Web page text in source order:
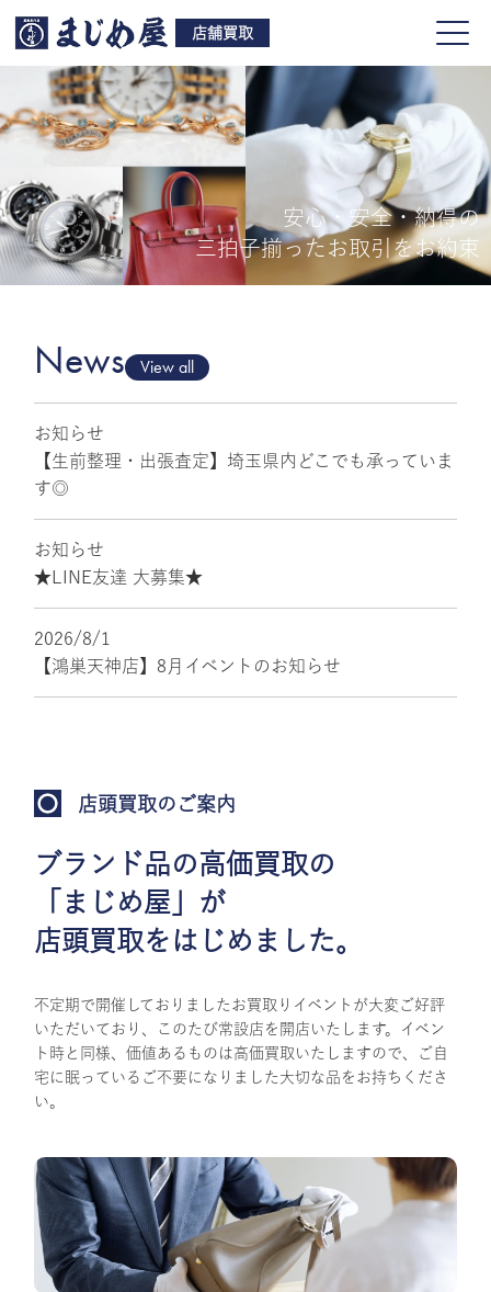
店舗買取
買取品目
店舗一覧
安心・安全・納得の
三拍子揃ったお取引をお約束
News View all
お知らせ
【生前整理・出張査定】埼玉県内どこでも承っていま
す◎
お知らせ
★LINE友達 大募集★
2026/8/1
【鴻巣天神店】8月イベントのお知らせ
店頭買取のご案内
ブランド品の高価買取の
「まじめ屋」が
店頭買取をはじめました。
不定期で開催しておりましたお買取りイベントが大変ご好評
いただいており、このたび常設店を開店いたします。イベン
ト時と同様、価値あるものは高価買取いたしますので、ご自
宅に眠っているご不要になりました大切な品をお持ちくださ
い。